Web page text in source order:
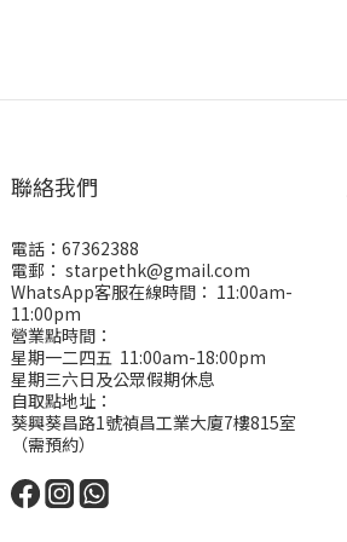
聯絡我們
電話：67362388
電郵： starpethk@gmail.com
WhatsApp客服在線時間： 11:00am-
11:00pm
營業點時間：
星期一二四五 11:00am-18:00pm
星期三六日及公眾假期休息
自取點地址：
葵興葵昌路1號禎昌工業大廈7樓815室
（需預約）